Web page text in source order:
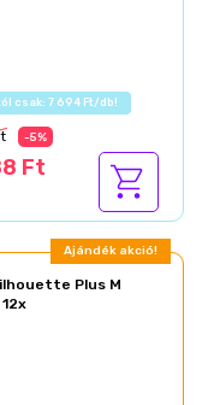
részletei
-5%
Ft
Ajándék akció!
Plus M